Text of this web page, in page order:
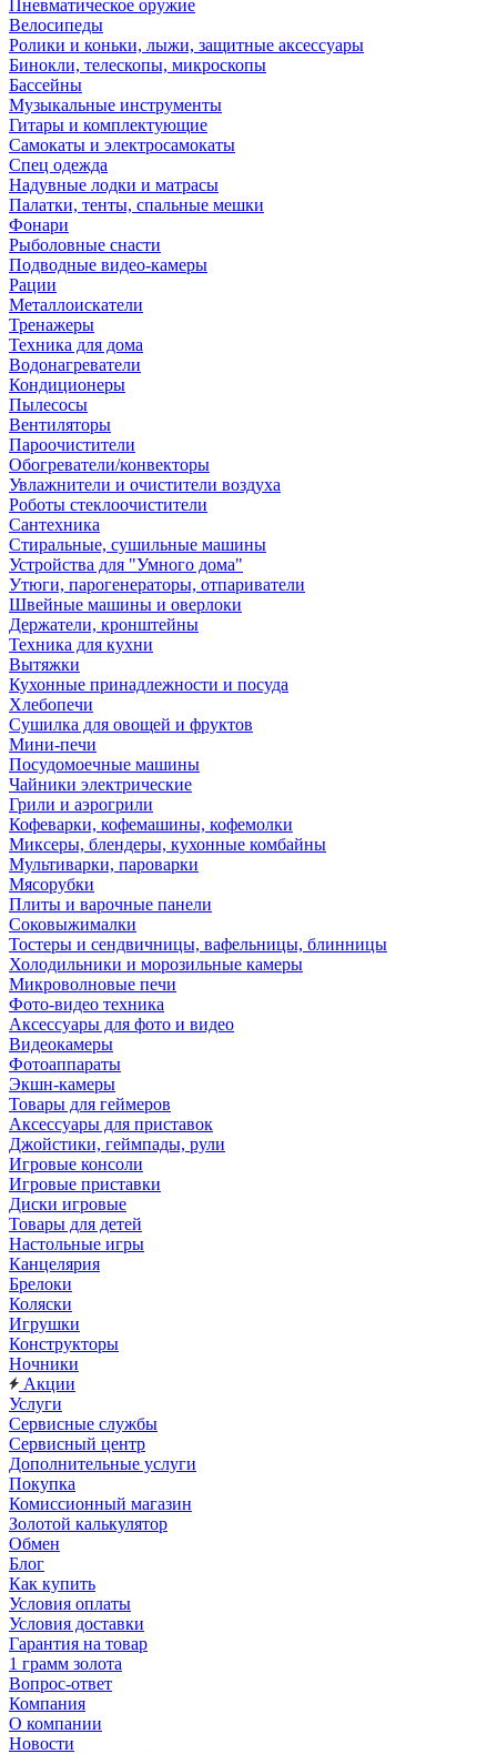
Пневматическое оружие
Велосипеды
Ролики и коньки, лыжи, защитные аксессуары
Бинокли, телескопы, микроскопы
Бассейны
Музыкальные инструменты
Гитары и комплектующие
Самокаты и электросамокаты
Спец одежда
Надувные лодки и матрасы
Палатки, тенты, спальные мешки
Фонари
Рыболовные снасти
Подводные видео-камеры
Рации
Металлоискатели
Тренажеры
Техника для дома
Водонагреватели
Кондиционеры
Пылесосы
Вентиляторы
Пароочистители
Обогреватели/конвекторы
Увлажнители и очистители воздуха
Роботы стеклоочистители
Сантехника
Стиральные, сушильные машины
Устройства для "Умного дома"
Утюги, парогенераторы, отпариватели
Швейные машины и оверлоки
Держатели, кронштейны
Техника для кухни
Вытяжки
Кухонные принадлежности и посуда
Хлебопечи
Сушилка для овощей и фруктов
Мини-печи
Посудомоечные машины
Чайники электрические
Грили и аэрогрили
Кофеварки, кофемашины, кофемолки
Миксеры, блендеры, кухонные комбайны
Мультиварки, пароварки
Мясорубки
Плиты и варочные панели
Соковыжималки
Тостеры и сендвичницы, вафельницы, блинницы
Холодильники и морозильные камеры
Микроволновые печи
Фото-видео техника
Аксессуары для фото и видео
Видеокамеры
Фотоаппараты
Экшн-камеры
Товары для геймеров
Аксессуары для приставок
Джойстики, геймпады, рули
Игровые консоли
Игровые приставки
Диски игровые
Товары для детей
Настольные игры
Канцелярия
Брелоки
Коляски
Игрушки
Конструкторы
Ночники
Акции
Услуги
Сервисные службы
Сервисный центр
Дополнительные услуги
Покупка
Комиссионный магазин
Золотой калькулятор
Обмен
Блог
Как купить
Условия оплаты
Условия доставки
Гарантия на товар
1 грамм золота
Вопрос-ответ
Компания
О компании
Новости